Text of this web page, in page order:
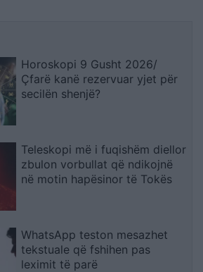
Horoskopi 9 Gusht 2026/
Çfarë kanë rezervuar yjet për
secilën shenjë?
Teleskopi më i fuqishëm diellor
zbulon vorbullat që ndikojnë
në motin hapësinor të Tokës
WhatsApp teston mesazhet
tekstuale që fshihen pas
leximit të parë